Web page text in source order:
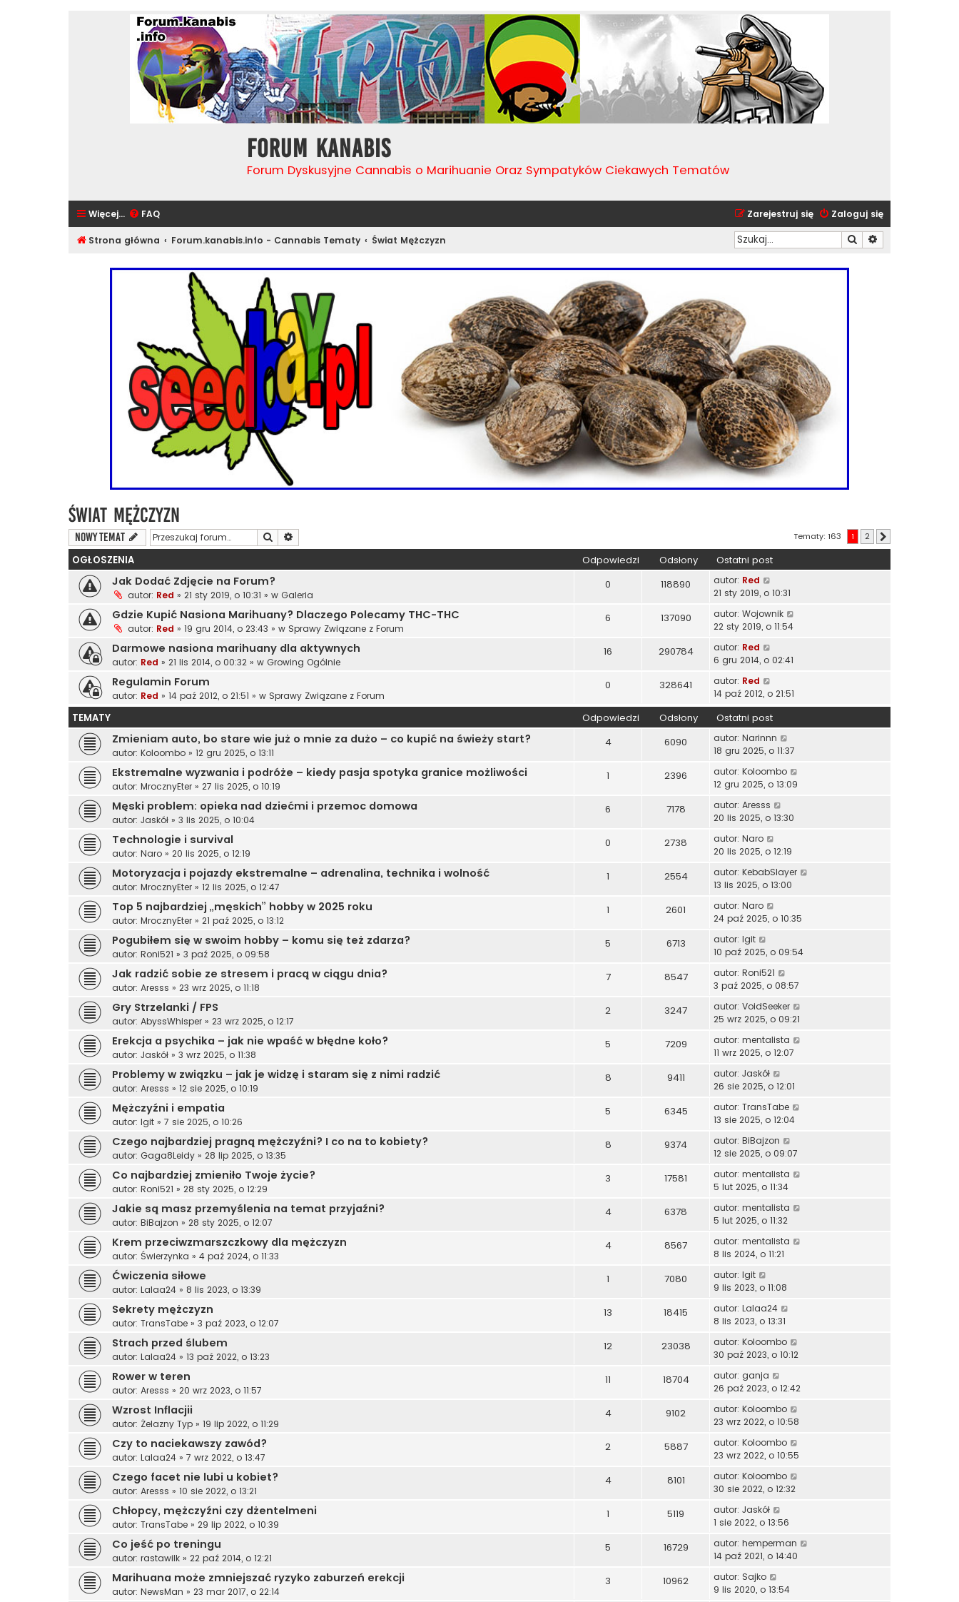
Forum Kanabis
Forum Dyskusyjne Cannabis o Marihuanie Oraz Sympatyków Ciekawych Tematów
Więcej… FAQ Zaloguj się
Zarejestruj się
Strona główna Forum.kanabis.info - Cannabis Tematy Świat Mężczyzn Szukaj
Świat Mężczyzn
NOWY TEMAT Szukaj Tematy: 163 1 2
OGŁOSZENIA Odpowiedzi Odsłony Ostatni post
Jak Dodać Zdjęcie na Forum?
autor: Red » 21 sty 2019, o 10:31 » w Galeria
0 118890 autor: Red
21 sty 2019, o 10:31
Gdzie Kupić Nasiona Marihuany? Dlaczego Polecamy THC-THC
autor: Red » 19 gru 2014, o 23:43 » w Sprawy Związane z Forum
6 137090 autor: Wojownik
22 sty 2019, o 11:54
Darmowe nasiona marihuany dla aktywnych
autor: Red » 21 lis 2014, o 00:32 » w Growing Ogólnie
16 290784 autor: Red
6 gru 2014, o 02:41
Regulamin Forum
autor: Red » 14 paź 2012, o 21:51 » w Sprawy Związane z Forum
0 328641 autor: Red
14 paź 2012, o 21:51
TEMATY Odpowiedzi Odsłony Ostatni post
Zmieniam auto, bo stare wie już o mnie za dużo – co kupić na świeży start?
autor: Koloombo » 12 gru 2025, o 13:11
4 6090 autor: Narinnn
18 gru 2025, o 11:37
Ekstremalne wyzwania i podróże – kiedy pasja spotyka granice możliwości
autor: MrocznyEter » 27 lis 2025, o 10:19
1 2396 autor: Koloombo
12 gru 2025, o 13:09
Męski problem: opieka nad dziećmi i przemoc domowa
autor: Jaskół » 3 lis 2025, o 10:04
6 7178 autor: Aresss
20 lis 2025, o 13:30
Technologie i survival
autor: Naro » 20 lis 2025, o 12:19
0 2738 autor: Naro
20 lis 2025, o 12:19
Motoryzacja i pojazdy ekstremalne – adrenalina, technika i wolność
autor: MrocznyEter » 12 lis 2025, o 12:47
1 2554 autor: KebabSlayer
13 lis 2025, o 13:00
Top 5 najbardziej „męskich” hobby w 2025 roku
autor: MrocznyEter » 21 paź 2025, o 13:12
1 2601 autor: Naro
24 paź 2025, o 10:35
Pogubiłem się w swoim hobby – komu się też zdarza?
autor: Roni521 » 3 paź 2025, o 09:58
5 6713 autor: Igit
10 paź 2025, o 09:54
Jak radzić sobie ze stresem i pracą w ciągu dnia?
autor: Aresss » 23 wrz 2025, o 11:18
7 8547 autor: Roni521
3 paź 2025, o 08:57
Gry Strzelanki / FPS
autor: AbyssWhisper » 23 wrz 2025, o 12:17
2 3247 autor: VoidSeeker
25 wrz 2025, o 09:21
Erekcja a psychika – jak nie wpaść w błędne koło?
autor: Jaskół » 3 wrz 2025, o 11:38
5 7209 autor: mentalista
11 wrz 2025, o 12:07
Problemy w związku – jak je widzę i staram się z nimi radzić
autor: Aresss » 12 sie 2025, o 10:19
8 9411 autor: Jaskół
26 sie 2025, o 12:01
Mężczyźni i empatia
autor: Igit » 7 sie 2025, o 10:26
5 6345 autor: TransTabe
13 sie 2025, o 12:04
Czego najbardziej pragną mężczyźni? I co na to kobiety?
autor: Gaga8Leidy » 28 lip 2025, o 13:35
8 9374 autor: BiBajzon
12 sie 2025, o 09:07
Co najbardziej zmieniło Twoje życie?
autor: Roni521 » 28 sty 2025, o 12:29
3 17581 autor: mentalista
5 lut 2025, o 11:34
Jakie są masz przemyślenia na temat przyjaźni?
autor: BiBajzon » 28 sty 2025, o 12:07
4 6378 autor: mentalista
5 lut 2025, o 11:32
Krem przeciwzmarszczkowy dla mężczyzn
autor: Świerzynka » 4 paź 2024, o 11:33
4 8567 autor: mentalista
8 lis 2024, o 11:21
Ćwiczenia siłowe
autor: Lalaa24 » 8 lis 2023, o 13:39
1 7080 autor: Igit
9 lis 2023, o 11:08
Sekrety mężczyzn
autor: TransTabe » 3 paź 2023, o 12:07
13 18415 autor: Lalaa24
8 lis 2023, o 13:31
Strach przed ślubem
autor: Lalaa24 » 13 paź 2022, o 13:23
12 23038 autor: Koloombo
30 paź 2023, o 10:12
Rower w teren
autor: Aresss » 20 wrz 2023, o 11:57
11 18704 autor: ganja
26 paź 2023, o 12:42
Wzrost Inflacjii
autor: Żelazny Typ » 19 lip 2022, o 11:29
4 9102 autor: Koloombo
23 wrz 2022, o 10:58
Czy to naciekawszy zawód?
autor: Lalaa24 » 7 wrz 2022, o 13:47
2 5887 autor: Koloombo
23 wrz 2022, o 10:55
Czego facet nie lubi u kobiet?
autor: Aresss » 10 sie 2022, o 13:21
4 8101 autor: Koloombo
30 sie 2022, o 12:32
Chłopcy, mężczyźni czy dżentelmeni
autor: TransTabe » 29 lip 2022, o 10:39
1 5119 autor: Jaskół
1 sie 2022, o 13:56
Co jeść po treningu
autor: rastawilk » 22 paź 2014, o 12:21
5 16729 autor: hemperman
14 paź 2021, o 14:40
Marihuana może zmniejszać ryzyko zaburzeń erekcji
autor: NewsMan » 23 mar 2017, o 22:14
3 10962 autor: Sajko
9 lis 2020, o 13:54